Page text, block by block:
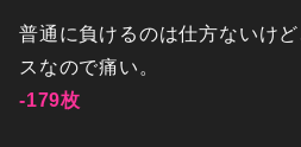
普通に負けるのは仕方ないけ
スなので痛い。
-179枚